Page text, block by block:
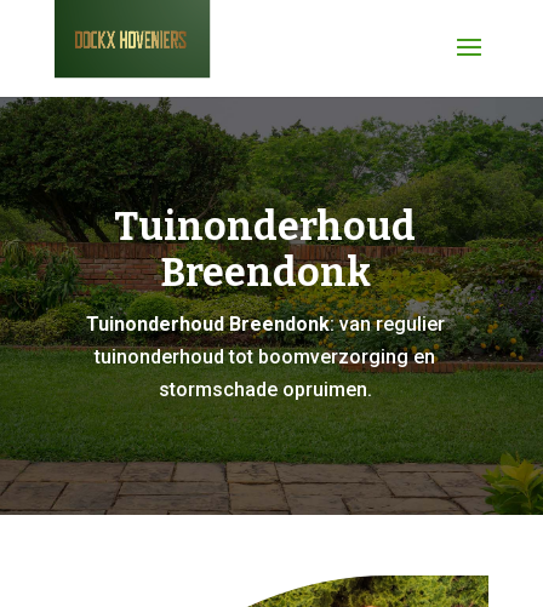
Tuinonderhoud
Breendonk
Tuinonderhoud Breendonk: van regulier
tuinonderhoud tot boomverzorging en
stormschade opruimen.